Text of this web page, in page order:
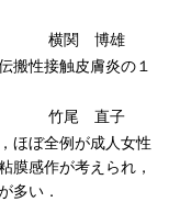
横関 博雄
搬性接触皮膚炎の１
竹尾 直子
ほぼ全例が成人女性
膜感作が考えられ，
多い．